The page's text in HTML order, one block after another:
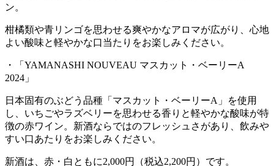
ン。
柑橘類や青リンゴを思わせる爽やかなアロマが広がり、心地
よい酸味と軽やかな口当たりをお楽しみください。
・「YAMANASHI NOUVEAU マスカット・ベーリーA
2024」
日本固有のぶどう品種「マスカット・ベーリーA」を使用
し、いちごやラズベリーを思わせる香りと軽やかな酸味が特
徴の赤ワイン。新酒ならではのフレッシュさがあり、飲みや
すい口あたりをお楽しみください。
新酒は、赤・白ともに2,000円（税込2,200円）です。